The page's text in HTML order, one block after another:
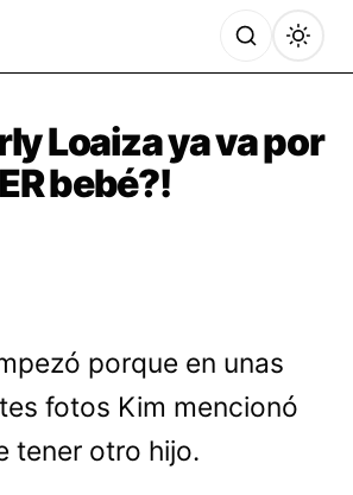
Loaiza ya va por
bebé?!
porque en unas
fotos Kim mencionó
tener otro hijo.